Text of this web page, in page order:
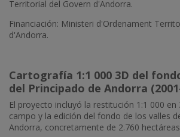
Territorial del Govern d'Andorra.
Financiación: Ministeri d'Ordenament
d'Andorra.
Cartografía 1:1 000 3D del
del Principado de Andorra
El proyecto incluyó la restitución 1:1 000 en
campo y la edición del fondo de los valles
Andorra, concretamente de 2.760